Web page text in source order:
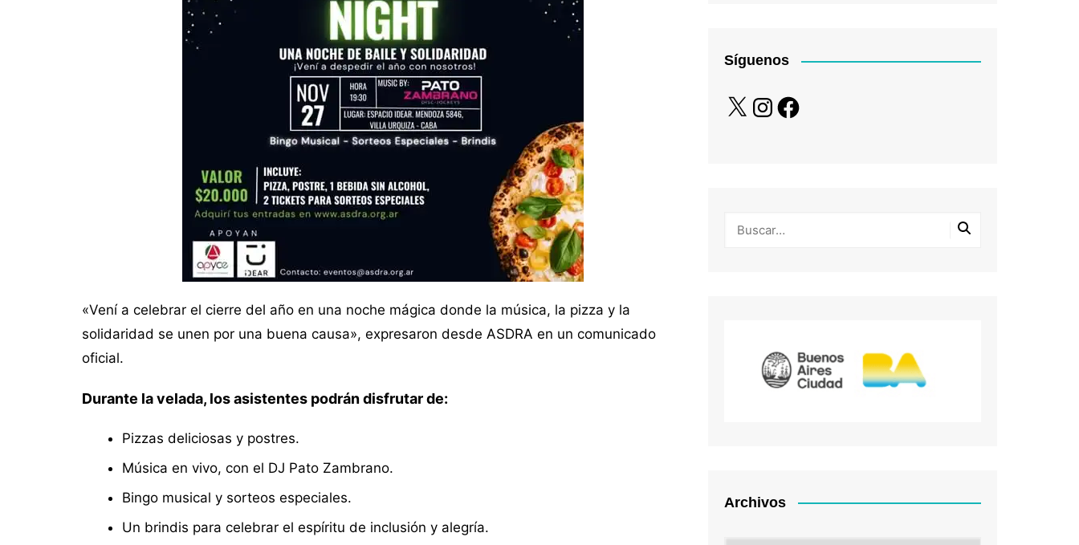
«Vení a celebrar el cierre del año en una noche mágica donde la música, la pizza y la
solidaridad se unen por una buena causa», expresaron desde ASDRA en un comunicado
oficial.
Durante la velada, los asistentes podrán disfrutar de:
Pizzas deliciosas y postres.
Música en vivo, con el DJ Pato Zambrano.
Bingo musical y sorteos especiales.
Un brindis para celebrar el espíritu de inclusión y alegría.
Síguenos
X InstagramFacebook
Archivos